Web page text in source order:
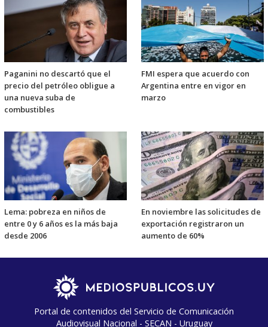
Paganini no descartó que el
precio del petróleo obligue a
una nueva suba de
combustibles
FMI espera que acuerdo con
Argentina entre en vigor en
marzo
Lema: pobreza en niños de
entre 0 y 6 años es la más baja
desde 2006
En noviembre las solicitudes de
exportación registraron un
aumento de 60%
Portal de contenidos del Servicio de Comunicación
Audiovisual Nacional - SECAN - Uruguay